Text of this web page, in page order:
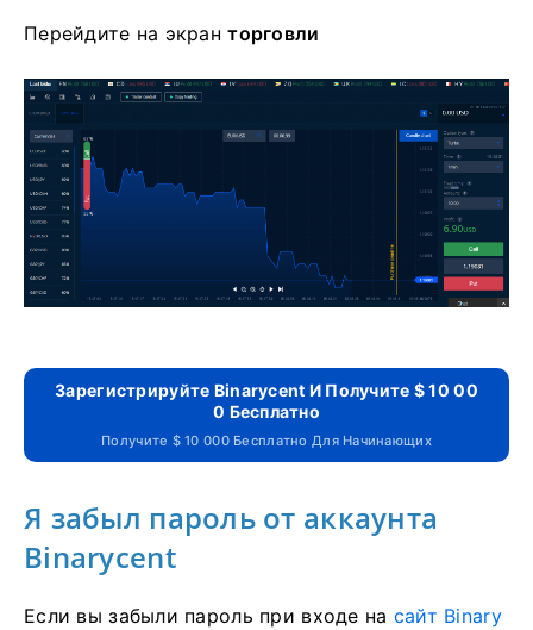
Перейдите на экранторговли
Зарегистрируйте Binarycent И Получите $ 10 00
0 Бесплатно
Получите $ 10 000 Бесплатно Для Начинающих
Я забыл пароль от аккаунта
Binarycent
Если вы забыли пароль при входе на сайт Binary